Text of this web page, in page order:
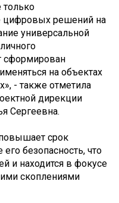
только
цифровых решений на
универсальной
сформирован
на объектах
- также отметила
дирекции
Сергеевна.
срок
безопасность, что
и находится в фокусе
скоплениями